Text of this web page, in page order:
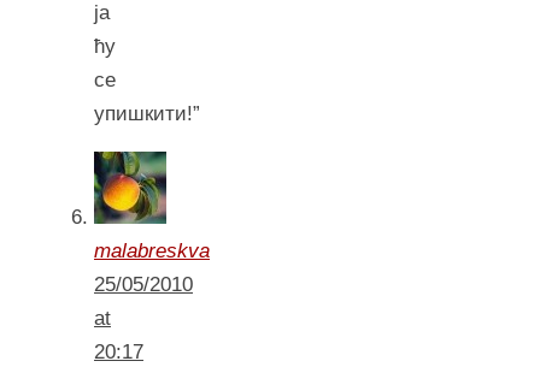
ја
ћу
се
упишкити!”
malabreskva
25/05/2010
at
20:17